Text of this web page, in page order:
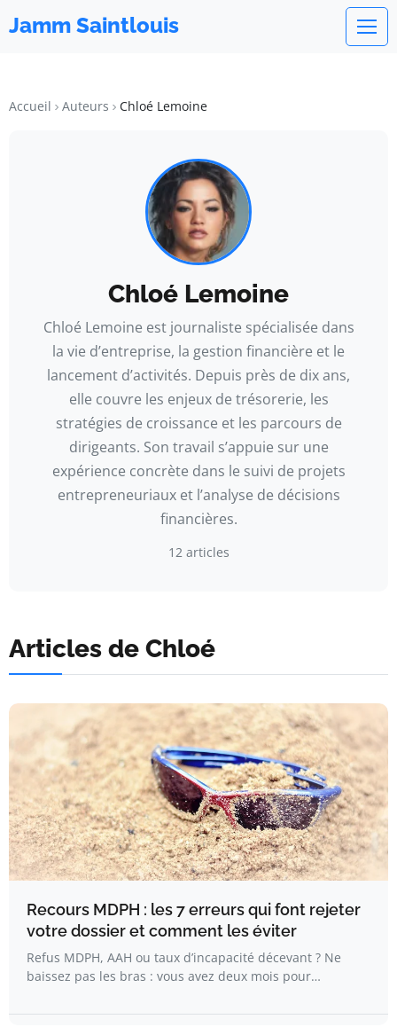
Jamm Saintlouis
Accueil Auteurs Chloé Lemoine
Chloé Lemoine
Chloé Lemoine est journaliste spécialisée dans
la vie d’entreprise, la gestion financière et le
lancement d’activités. Depuis près de dix ans,
elle couvre les enjeux de trésorerie, les
stratégies de croissance et les parcours de
dirigeants. Son travail s’appuie sur une
expérience concrète dans le suivi de projets
entrepreneuriaux et l’analyse de décisions
financières.
12 articles
Articles de Chloé
Recours MDPH : les 7 erreurs qui font rejeter
votre dossier et comment les éviter
Refus MDPH, AAH ou taux d’incapacité décevant ? Ne
baissez pas les bras : vous avez deux mois pour…